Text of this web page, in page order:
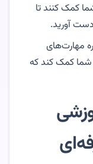
کمک کنند تا
آورید.
مهارت‌های
شما کمک کند‌ که